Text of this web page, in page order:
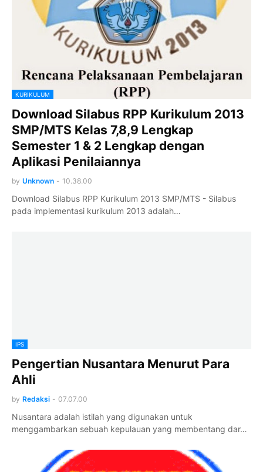
KURIKULUM
Download Silabus RPP Kurikulum 2013
SMP/MTS Kelas 7,8,9 Lengkap
Semester 1 & 2 Lengkap dengan
Aplikasi Penilaiannya
by Unknown - 10.38.00
Download Silabus RPP Kurikulum 2013 SMP/MTS - Silabus
pada implementasi kurikulum 2013 adalah…
IPS
Pengertian Nusantara Menurut Para
Ahli
by Redaksi - 07.07.00
Nusantara adalah istilah yang digunakan untuk
menggambarkan sebuah kepulauan yang membentang dar…